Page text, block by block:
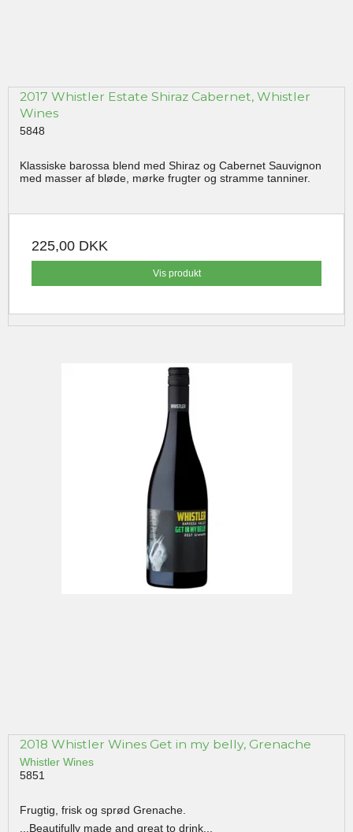
2017 Whistler Estate Shiraz Cabernet, Whistler
Wines
5848
Klassiske barossa blend med Shiraz og Cabernet Sauvignon
med masser af bløde, mørke frugter og stramme tanniner.
225,00 DKK
Vis produkt
2018 Whistler Wines Get in my belly, Grenache
Whistler Wines
5851
Frugtig, frisk og sprød Grenache.
...Beautifully made and great to drink...